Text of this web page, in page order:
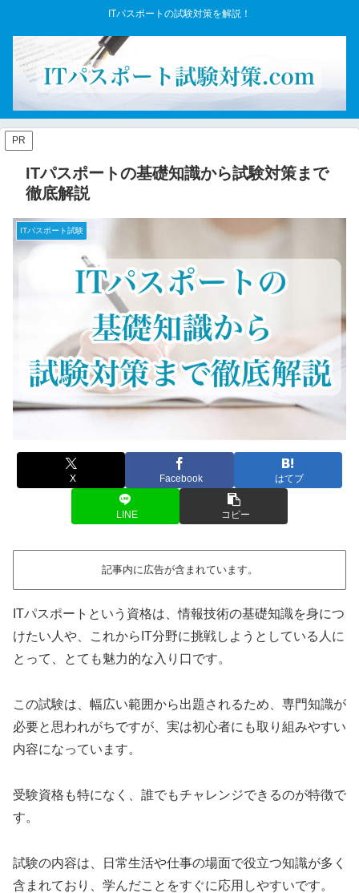
ITパスポートの試験対策を解説！
PR
ITパスポートの基礎知識から試験対策まで
徹底解説
ITパスポート試験
X Facebook はてブ
LINE コピー
記事内に広告が含まれています。
ITパスポートという資格は、情報技術の基礎知識を身につ
けたい人や、これからIT分野に挑戦しようとしている人に
とって、とても魅力的な入り口です。
この試験は、幅広い範囲から出題されるため、専門知識が
必要と思われがちですが、実は初心者にも取り組みやすい
内容になっています。
受験資格も特になく、誰でもチャレンジできるのが特徴で
す。
試験の内容は、日常生活や仕事の場面で役立つ知識が多く
含まれており、学んだことをすぐに応用しやすいです。